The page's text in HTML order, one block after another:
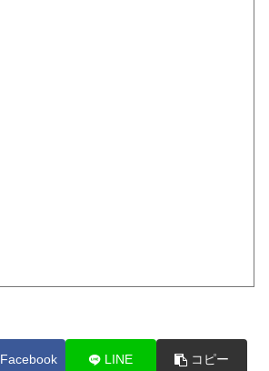
Facebook LINE コピー